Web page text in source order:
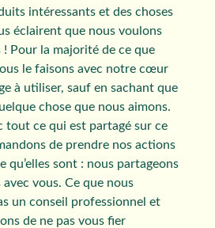
intéressants et des choses
éclairent que nous voulons
! Pour la majorité de ce que
le faisons avec notre cœur
à utiliser, sauf en sachant que
chose que nous aimons.
tout ce qui est partagé sur ce
de prendre nos actions
qu’elles sont : nous partageons
avec vous. Ce que nous
un conseil professionnel et
de ne pas vous fier